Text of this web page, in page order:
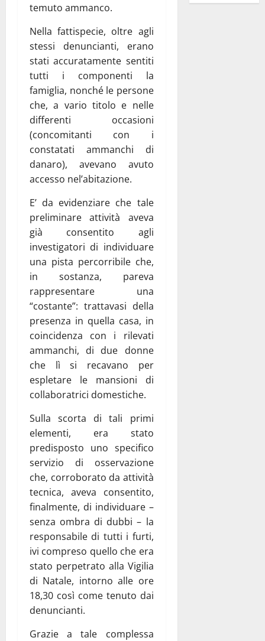
temuto ammanco.
Nella fattispecie, oltre agli
stessi denuncianti, erano
stati accuratamente sentiti
tutti i componenti la
famiglia, nonché le persone
che, a vario titolo e nelle
differenti occasioni
(concomitanti con i
constatati ammanchi di
danaro), avevano avuto
accesso nel’abitazione.
E’ da evidenziare che tale
preliminare attività aveva
già consentito agli
investigatori di individuare
una pista percorribile che,
in sostanza, pareva
rappresentare una
“costante”: trattavasi della
presenza in quella casa, in
coincidenza con i rilevati
ammanchi, di due donne
che lì si recavano per
espletare le mansioni di
collaboratrici domestiche.
Sulla scorta di tali primi
elementi, era stato
predisposto uno specifico
servizio di osservazione
che, corroborato da attività
tecnica, aveva consentito,
finalmente, di individuare –
senza ombra di dubbi – la
responsabile di tutti i furti,
ivi compreso quello che era
stato perpetrato alla Vigilia
di Natale, intorno alle ore
18,30 così come tenuto dai
denuncianti.
Grazie a tale complessa